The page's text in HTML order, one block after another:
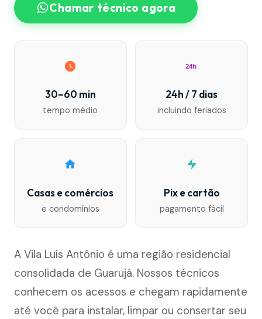
Chamar técnico agora
30–60 min
tempo médio
24h
24h / 7 dias
incluindo feriados
Casas e comércios
e condomínios
Pix e cartão
pagamento fácil
A Vila Luís Antônio é uma região residencial
consolidada de Guarujá. Nossos técnicos
conhecem os acessos e chegam rapidamente
até você para instalar, limpar ou consertar seu